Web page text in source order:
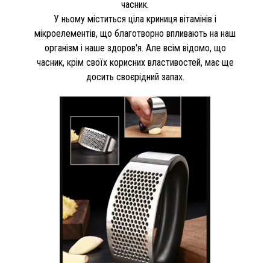
часник.
У ньому міститься ціла криниця вітамінів і
мікроелементів, що благотворно впливають на наш
організм і наше здоров'я. Але всім відомо, що
часник, крім своїх корисних властивостей, має ще
досить своєрідний запах.